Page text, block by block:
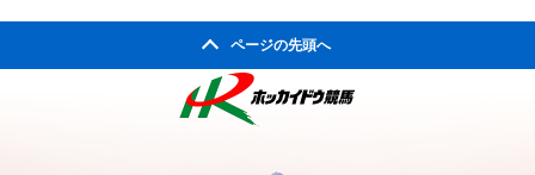
2010年01月
2009年03月
2005年08月
2005年07月
ページの先頭へ